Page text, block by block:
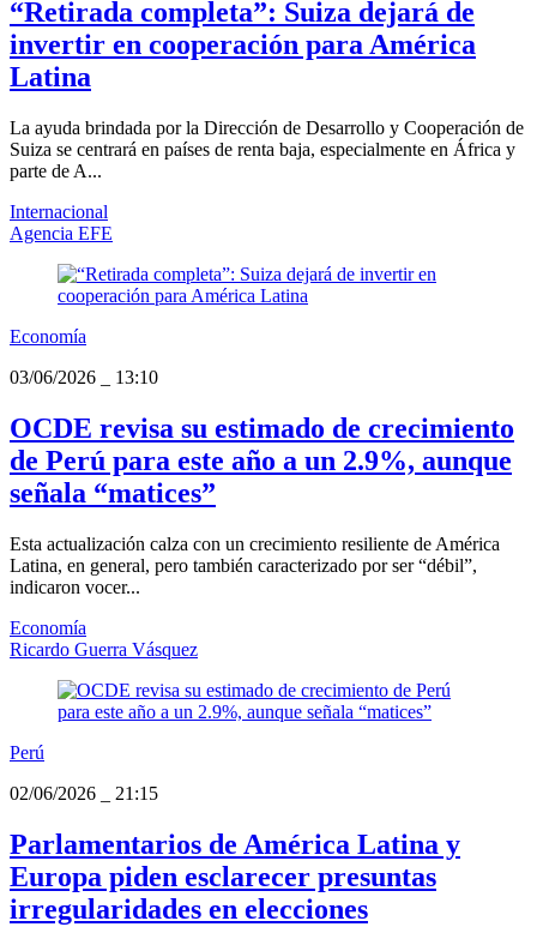
“Retirada completa”: Suiza dejará de
invertir en cooperación para América
Latina
La ayuda brindada por la Dirección de Desarrollo y Cooperación de
Suiza se centrará en países de renta baja, especialmente en África y
parte de A...
Internacional
Agencia EFE
Economía
03/06/2026
13:10
OCDE revisa su estimado de crecimiento
de Perú para este año a un 2.9%, aunque
señala “matices”
Esta actualización calza con un crecimiento resiliente de América
Latina, en general, pero también caracterizado por ser “débil”,
indicaron vocer...
Economía
Ricardo Guerra Vásquez
Perú
02/06/2026
21:15
Parlamentarios de América Latina y
Europa piden esclarecer presuntas
irregularidades en elecciones